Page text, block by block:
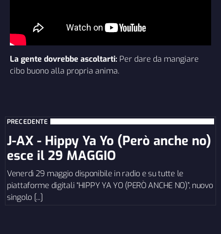
La gente dovrebbe ascoltarti: Per dare da mangiare
cibo buono alla propria anima.
PRECEDENTE
J-AX - Hippy Ya Yo (Però anche no)
esce il 29 MAGGIO
Venerdì 29 maggio disponibile in radio e su tutte le
piattaforme digitali “HIPPY YA YO (PERÒ ANCHE NO)”, nuovo
singolo [...]